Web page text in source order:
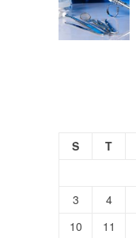
S
T
3
4
10
11